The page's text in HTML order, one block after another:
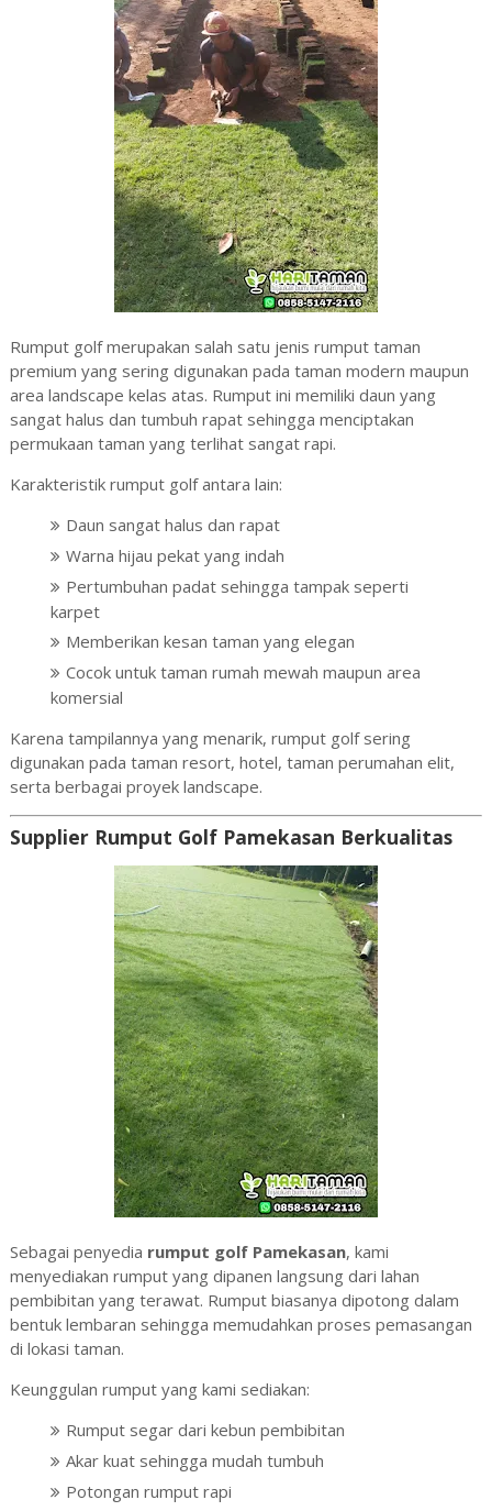
Rumput golf merupakan salah satu jenis rumput taman
premium yang sering digunakan pada taman modern maupun
area landscape kelas atas. Rumput ini memiliki daun yang
sangat halus dan tumbuh rapat sehingga menciptakan
permukaan taman yang terlihat sangat rapi.
Karakteristik rumput golf antara lain:
Daun sangat halus dan rapat
Warna hijau pekat yang indah
Pertumbuhan padat sehingga tampak seperti
karpet
Memberikan kesan taman yang elegan
Cocok untuk taman rumah mewah maupun area
komersial
Karena tampilannya yang menarik, rumput golf sering
digunakan pada taman resort, hotel, taman perumahan elit,
serta berbagai proyek landscape.
Supplier Rumput Golf Pamekasan Berkualitas
Sebagai penyedia rumput golf Pamekasan, kami
menyediakan rumput yang dipanen langsung dari lahan
pembibitan yang terawat. Rumput biasanya dipotong dalam
bentuk lembaran sehingga memudahkan proses pemasangan
di lokasi taman.
Keunggulan rumput yang kami sediakan:
Rumput segar dari kebun pembibitan
Akar kuat sehingga mudah tumbuh
Potongan rumput rapi